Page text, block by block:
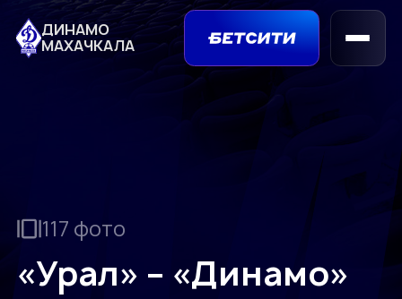
ДИНАМО
МАХАЧКАЛА
117 фото
«Урал» – «Динамо»